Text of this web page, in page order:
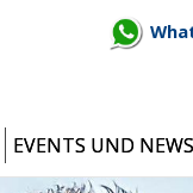
EVENTS UND NEWS